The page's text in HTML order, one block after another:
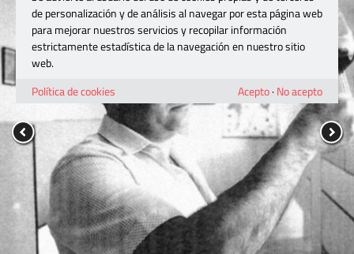
de personalización y de análisis al navegar por esta página web
para mejorar nuestros servicios y recopilar información
estrictamente estadística de la navegación en nuestro sitio
web.
Política de cookies
Acepto· No acepto